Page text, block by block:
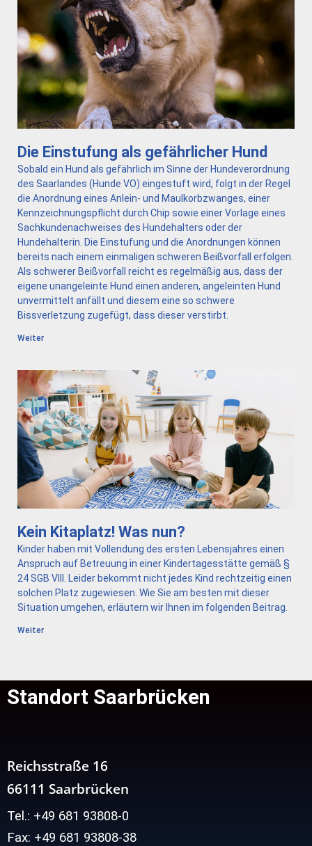
Die Einstufung als gefährlicher Hund
Sobald ein Hund als gefährlich im Sinne der Hundeverordnung
des Saarlandes (Hunde VO) eingestuft wird, folgt in der Regel
die Anordnung eines Anlein- und Maulkorbzwanges, einer
Kennzeichnungspflicht durch Chip sowie einer Vorlage eines
Sachkundenachweises des Hundehalters oder der
Hundehalterin. Die Einstufung und die Anordnungen können
bereits nach einem einmaligen schweren Beißvorfall erfolgen.
Als schwerer Beißvorfall reicht es regelmäßig aus, dass der
eigene unangeleinte Hund einen anderen, angeleinten Hund
unvermittelt anfällt und diesem eine so schwere
Bissverletzung zugefügt, dass dieser verstirbt.
Weiter
Kein Kitaplatz! Was nun?
Kinder haben mit Vollendung des ersten Lebensjahres einen
Anspruch auf Betreuung in einer Kindertagesstätte gemäß §
24 SGB VIII. Leider bekommt nicht jedes Kind rechtzeitig einen
solchen Platz zugewiesen. Wie Sie am besten mit dieser
Situation umgehen, erläutern wir Ihnen im folgenden Beitrag.
Weiter
Standort Saarbrücken
Reichsstraße 16
66111 Saarbrücken
Tel.: +49 681 93808-0
Fax: +49 681 93808-38